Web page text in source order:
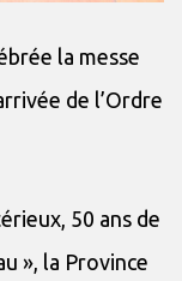
la messe
de l’Ordre
50 ans de
», la Province